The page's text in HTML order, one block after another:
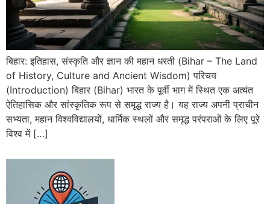
बिहार: इतिहास, संस्कृति और ज्ञान की महान धरती (Bihar – The Land
of History, Culture and Ancient Wisdom) परिचय
(Introduction) बिहार (Bihar) भारत के पूर्वी भाग में स्थित एक अत्यंत
ऐतिहासिक और सांस्कृतिक रूप से समृद्ध राज्य है। यह राज्य अपनी प्राचीन
सभ्यता, महान विश्वविद्यालयों, धार्मिक स्थलों और समृद्ध परंपराओं के लिए पूरे
विश्व में […]